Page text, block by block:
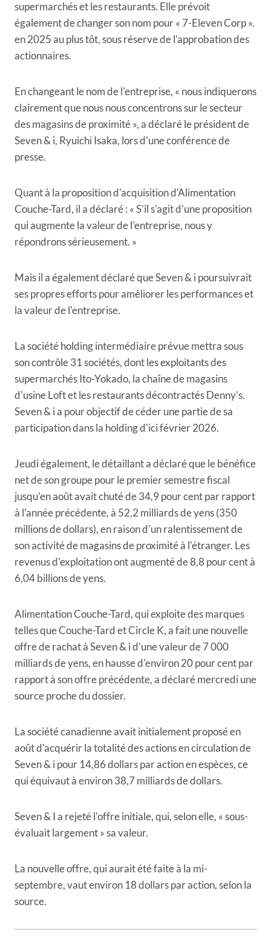
supermarchés et les restaurants. Elle prévoit
également de changer son nom pour « 7-Eleven Corp ».
en 2025 au plus tôt, sous réserve de l’approbation des
actionnaires.
En changeant le nom de l'entreprise, « nous indiquerons
clairement que nous nous concentrons sur le secteur
des magasins de proximité », a déclaré le président de
Seven & i, Ryuichi Isaka, lors d'une conférence de
presse.
Quant à la proposition d'acquisition d'Alimentation
Couche-Tard, il a déclaré : « S'il s'agit d'une proposition
qui augmente la valeur de l'entreprise, nous y
répondrons sérieusement. »
Mais il a également déclaré que Seven & i poursuivrait
ses propres efforts pour améliorer les performances et
la valeur de l'entreprise.
La société holding intermédiaire prévue mettra sous
son contrôle 31 sociétés, dont les exploitants des
supermarchés Ito-Yokado, la chaîne de magasins
d'usine Loft et les restaurants décontractés Denny's.
Seven & i a pour objectif de céder une partie de sa
participation dans la holding d'ici février 2026.
Jeudi également, le détaillant a déclaré que le bénéfice
net de son groupe pour le premier semestre fiscal
jusqu'en août avait chuté de 34,9 pour cent par rapport
à l'année précédente, à 52,2 milliards de yens (350
millions de dollars), en raison d'un ralentissement de
son activité de magasins de proximité à l'étranger. Les
revenus d'exploitation ont augmenté de 8,8 pour cent à
6,04 billions de yens.
Alimentation Couche-Tard, qui exploite des marques
telles que Couche-Tard et Circle K, a fait une nouvelle
offre de rachat à Seven & i d'une valeur de 7 000
milliards de yens, en hausse d'environ 20 pour cent par
rapport à son offre précédente, a déclaré mercredi une
source proche du dossier.
La société canadienne avait initialement proposé en
août d'acquérir la totalité des actions en circulation de
Seven & i pour 14,86 dollars par action en espèces, ce
qui équivaut à environ 38,7 milliards de dollars.
Seven & I a rejeté l'offre initiale, qui, selon elle, « sous-
évaluait largement » sa valeur.
La nouvelle offre, qui aurait été faite à la mi-
septembre, vaut environ 18 dollars par action, selon la
source.